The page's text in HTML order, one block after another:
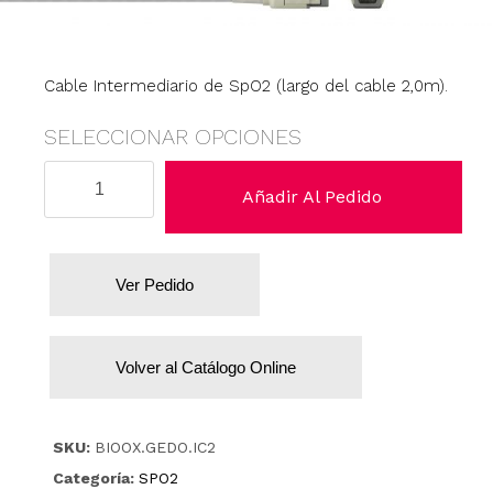
Cable Intermediario de SpO2 (largo del cable 2,0m).
SELECCIONAR OPCIONES
Añadir Al Pedido
Ver Pedido
Volver al Catálogo Online
SKU: BIOOX.GEDO.IC2
Categoría: SPO2